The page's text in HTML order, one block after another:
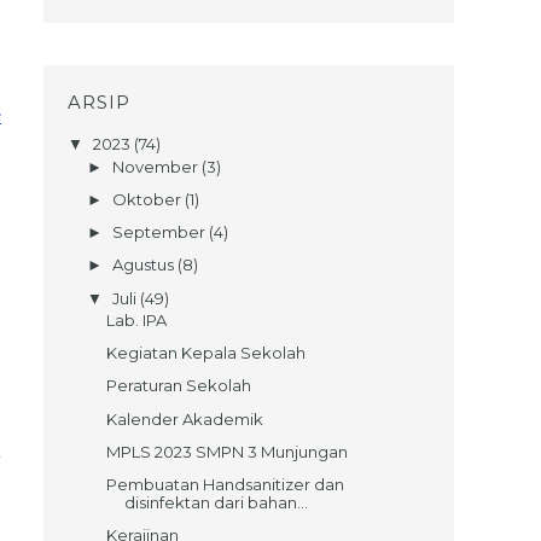
ARSIP
▼ 2023 (74)
► November (3)
► Oktober (1)
► September (4)
► Agustus (8)
▼ Juli (49)
Lab. IPA
Kegiatan Kepala Sekolah
Peraturan Sekolah
Kalender Akademik
MPLS 2023 SMPN 3 Munjungan
Pembuatan Handsanitizer dan
disinfektan dari bahan...
Kerajinan